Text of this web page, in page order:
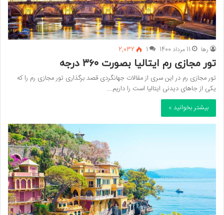
رها 11 مرداد 1400 1
2,032
تور مجازی رم ایتالیا بصورت ۳۶۰ درجه
تور مجازی رم در این سری از مقالات جهانگردی قصد برگذاری تور مجازی رم را که
یکی از جاهای دیدنی ایتالیا است را داریم.…
بیشتر بخوانید »